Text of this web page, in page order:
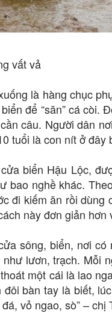
vất vả
là hàng chục
để “săn” cá còi.
câu. Người dân
tuổi là con nít ở
biển Hậu Lộc,
bao nghề khác.
đi kiếm ăn rồi
này đơn giản
sông, biển, nơi
lươn, trạch. Mỗi
một cái là lao
bàn tay là biết,
vỏ ngao, sò” –